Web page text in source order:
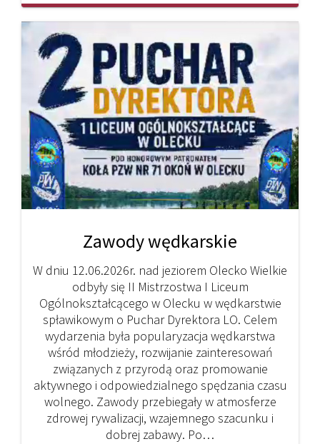
Zawody wędkarskie
W dniu 12.06.2026r. nad jeziorem Olecko Wielkie
odbyły się II Mistrzostwa I Liceum
Ogólnokształcącego w Olecku w wędkarstwie
spławikowym o Puchar Dyrektora LO. Celem
wydarzenia była popularyzacja wędkarstwa
wśród młodzieży, rozwijanie zainteresowań
związanych z przyrodą oraz promowanie
aktywnego i odpowiedzialnego spędzania czasu
wolnego. Zawody przebiegały w atmosferze
zdrowej rywalizacji, wzajemnego szacunku i
dobrej zabawy. Po…